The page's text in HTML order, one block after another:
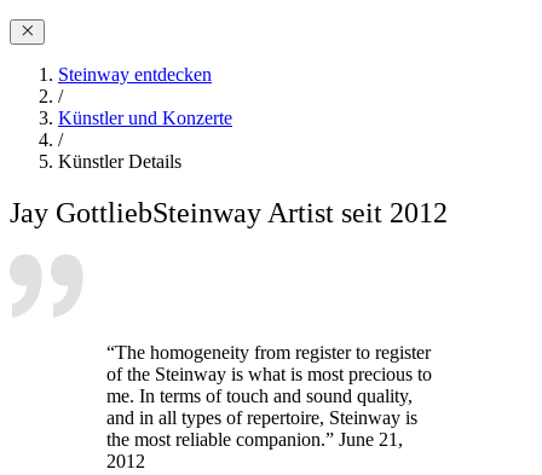
Steinway entdecken
/
Künstler und Konzerte
/
Künstler Details
Jay GottliebSteinway Artist seit 2012
“The homogeneity from register to register
of the Steinway is what is most precious to
me. In terms of touch and sound quality,
and in all types of repertoire, Steinway is
the most reliable companion.” June 21,
2012